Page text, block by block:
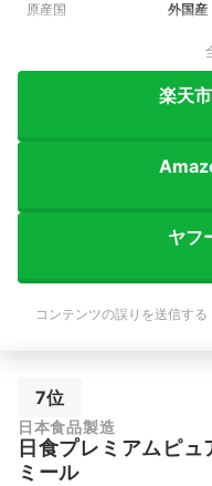
原産国 外国産
楽天
ヤフ
コンテンツの誤りを送信する
7位
日本食品製造
日食プレミアムピ
ミール